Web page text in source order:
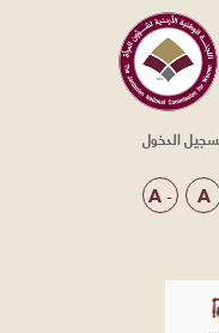
الدخول
- A